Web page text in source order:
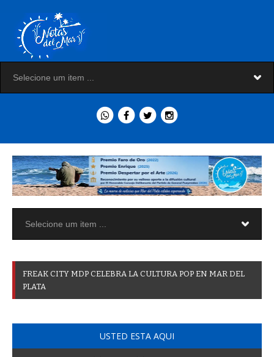
FREAK CITY MDP CELEBRA LA CULTURA POP EN MAR DEL
PLATA
USTED ESTA AQUI